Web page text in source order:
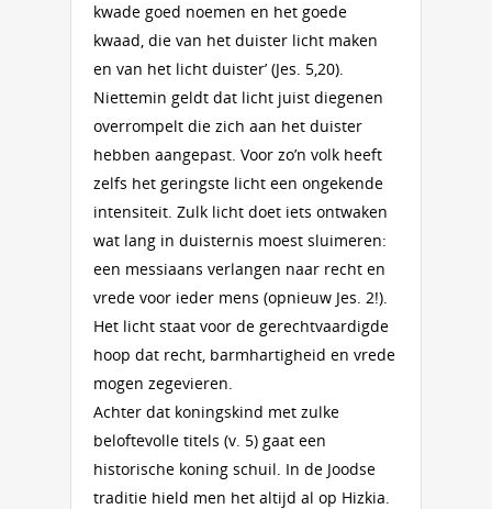
kwade goed noemen en het goede
kwaad, die van het duister licht maken
en van het licht duister’ (Jes. 5,20).
Niettemin geldt dat licht juist diegenen
overrompelt die zich aan het duister
hebben aangepast. Voor zo’n volk heeft
zelfs het geringste licht een ongekende
intensiteit. Zulk licht doet iets ontwaken
wat lang in duisternis moest sluimeren:
een messiaans verlangen naar recht en
vrede voor ieder mens (opnieuw Jes. 2!).
Het licht staat voor de gerechtvaardigde
hoop dat recht, barmhartigheid en vrede
mogen zegevieren.
Achter dat koningskind met zulke
beloftevolle titels (v. 5) gaat een
historische koning schuil. In de Joodse
traditie hield men het altijd al op Hizkia.